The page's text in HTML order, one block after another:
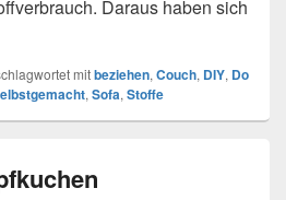
Daraus haben sich
wohl wird…
mitbeziehen, Couch, DIY, Do
, Sofa, Stoffe